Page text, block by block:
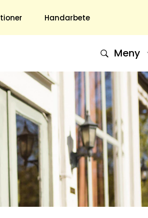
Handarbete
Om Oss
Om Oss & Kontakt
Tidningar Hos Allas.se
Nyhetsbrev
Om Cookies
Integritetspolicy
Skapa Konto
Hantera Preferenser
Meny